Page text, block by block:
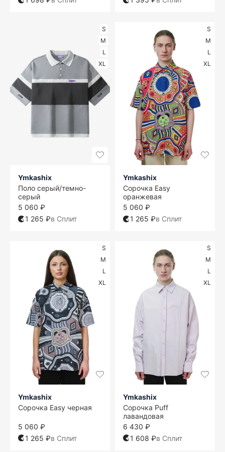
S
M
L
XL
Ymkashix
Поло серый/темно-
серый
5 060 ₽
1 265 ₽в Сплит
S
M
L
XL
Ymkashix
Сорочка Easy
оранжевая
5 060 ₽
1 265 ₽в Сплит
S
M
L
XL
Ymkashix
Сорочка Easy черная
5 060 ₽
1 265 ₽в Сплит
S
M
L
XL
Ymkashix
Сорочка Puff
лавандовая
6 430 ₽
1 608 ₽в Сплит